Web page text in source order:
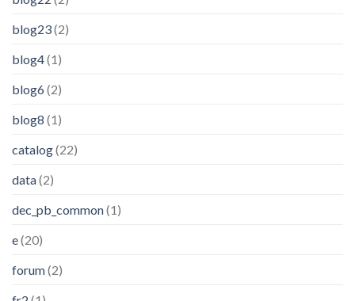
blog23(2)
blog4(1)
blog6(2)
blog8 (1)
catalog(22)
data(2)
dec_pb_common(1)
e(20)
forum(2)